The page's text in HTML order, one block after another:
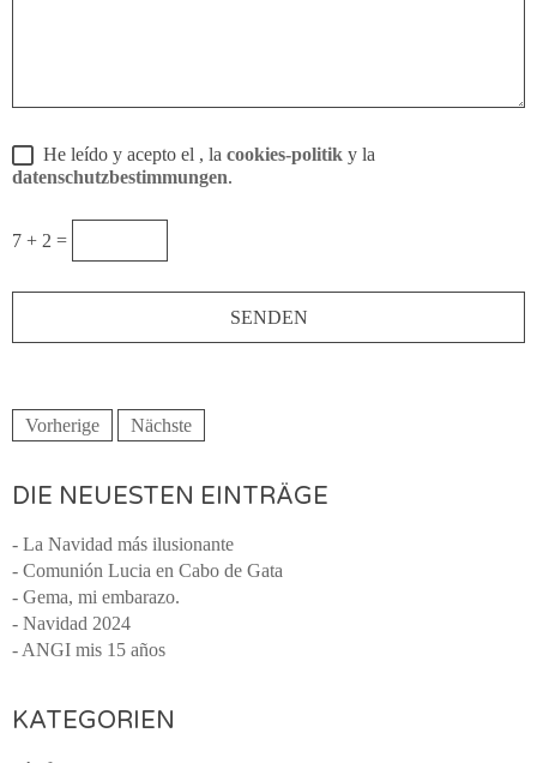
He leído y acepto el , la cookies-politik y la
datenschutzbestimmungen.
7 + 2 =
Vorherige Nächste
DIE NEUESTEN EINTRÄGE
- La Navidad más ilusionante
- Comunión Lucia en Cabo de Gata
- Gema, mi embarazo.
- Navidad 2024
- ANGI mis 15 años
KATEGORIEN